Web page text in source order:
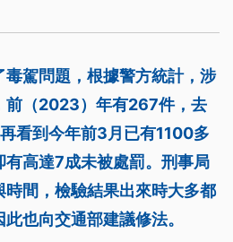
毒駕問題，根據警方統計，涉
前（2023）年有267件，去
看到今年前3月已有1100多
高達7成未被處罰。刑事局
間，檢驗結果出來時大多都
也向交通部建議修法。